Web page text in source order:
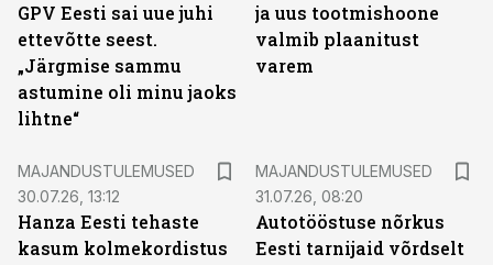
GPV Eesti sai uue juhi
ettevõtte seest.
„Järgmise sammu
astumine oli minu jaoks
lihtne“
ja uus tootmishoone
valmib plaanitust
varem
MAJANDUSTULEMUSED
30.07.26, 13:12
Hanza Eesti tehaste
kasum kolmekordistus
MAJANDUSTULEMUSED
31.07.26, 08:20
Autotööstuse nõrkus
Eesti tarnijaid võrdselt